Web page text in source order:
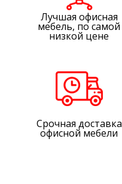
Лучшая офисная
мебель, по самой
низкой цене
Срочная доставка
офисной мебели